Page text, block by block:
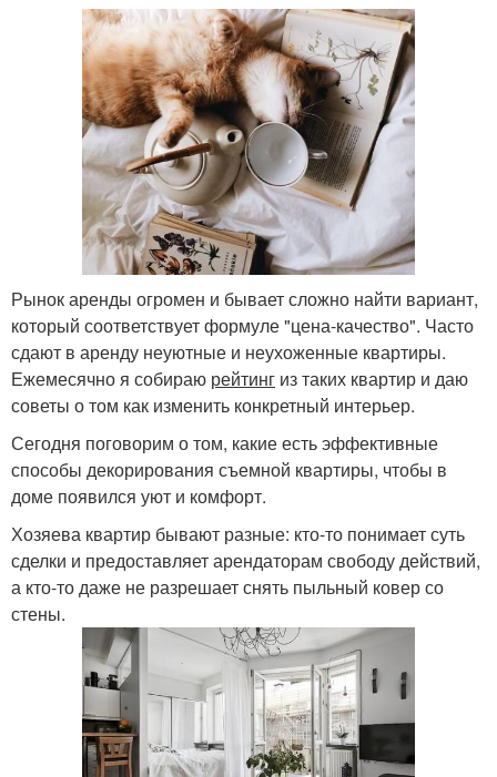
Рынок аренды огромен и бывает сложно найти вариант,
который соответствует формуле "цена-качество". Часто
сдают в аренду неуютные и неухоженные квартиры.
Ежемесячно я собираю рейтинг из таких квартир и даю
советы о том как изменить конкретный интерьер.
Сегодня поговорим о том, какие есть эффективные
способы декорирования съемной квартиры, чтобы в
доме появился уют и комфорт.
Хозяева квартир бывают разные: кто-то понимает суть
сделки и предоставляет арендаторам свободу действий,
а кто-то даже не разрешает снять пыльный ковер со
стены.